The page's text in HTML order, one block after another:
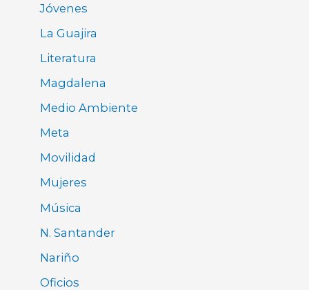
Jóvenes
La Guajira
Literatura
Magdalena
Medio Ambiente
Meta
Movilidad
Mujeres
Música
N. Santander
Nariño
Oficios